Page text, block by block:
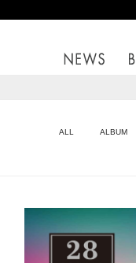
ALL ALBUM